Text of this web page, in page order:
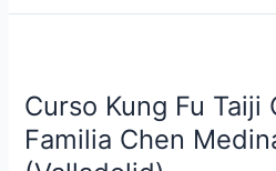
Curso Kung Fu Taiji
Familia Chen
Fu
Taiji
Quan